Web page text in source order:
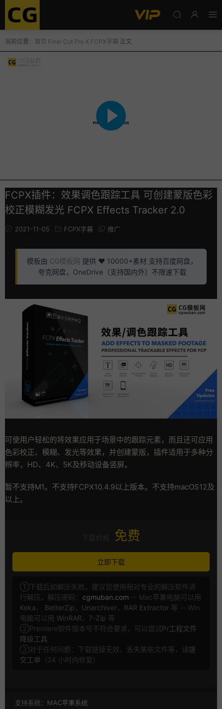
当前位置： 首页 Final Cut Pro X FCPX字幕 正文
FCPX插件：效果调色跟踪工具 可创建蒙版色彩
校正模糊发光 FCPX Effects Tracker 2.0
2021-11-05 FCPX字幕 推广
模板由 CG模板网 提供 ❤️ 10000+素材 支持百度网盘，
夸克网盘，OneDrive（支持国内外）不限速下载
可使用户轻松的将效果应用于场景中的跟踪元素，而且还可应用
色彩校正、模糊、发光等效果，并创建蒙版，插件适用于多种分
辨率，HD、4K、5K及移动设备竖屏。
暂不支持M1。不支持FCPX10.4.9以上版本。不支持macOS12及
以上。
免费
立即下载
①下载后如解压失败，建议您使用相对专业的解压软件进
行解压，解压密码： cgmuban.com -- Mac苹果电脑可以用
Keka ， BetterZip ， Unarchiver， RAR Extractor 等 -- Win
电脑可以用 WinRAR ， 7-Zip 等
②Premiere软件版本号不符合要求，可以尝试Pr工程文件
降级工具
③对于任何问题：下载链接无效，丢失某些文件等，请提
交工单 （24 小时内修复）
支持系统： MAC苹果系统